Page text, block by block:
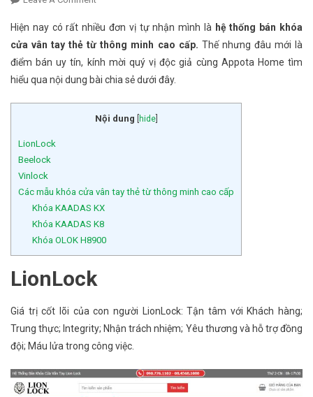
Hiện nay có rất nhiều đơn vị tự nhận mình là hệ thống bán khóa
cửa vân tay thẻ từ thông minh cao cấp. Thế nhưng đâu mới là
điểm bán uy tín, kính mời quý vị độc giả cùng Appota Home tìm
hiểu qua nội dung bài chia sẻ dưới đây.
Nội dung hide]
LionLock
Beelock
Vinlock
Các mẫu khóa cửa vân tay thẻ từ thông minh cao cấp
Khóa KAADAS KX
Khóa KAADAS K8
Khóa OLOK H8900
LionLock
Giá trị cốt lõi của con người LionLock: Tận tâm với Khách hàng;
Trung thực; Integrity; Nhận trách nhiệm; Yêu thương và hỗ trợ đồng
đội; Máu lửa trong công việc.